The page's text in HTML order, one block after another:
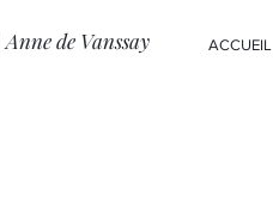
Anne de Vanssay ACCUEIL